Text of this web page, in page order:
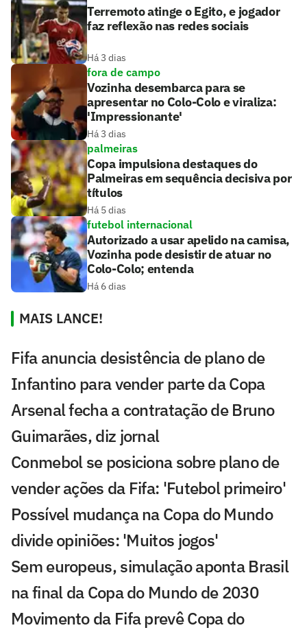
Terremoto atinge o Egito, e jogador
faz reflexão nas redes sociais
Há 3 dias
fora de campo
Vozinha desembarca para se
apresentar no Colo-Colo e viraliza:
'Impressionante'
Há 3 dias
palmeiras
Copa impulsiona destaques do
Palmeiras em sequência decisiva por
títulos
Há 5 dias
futebol internacional
Autorizado a usar apelido na camisa,
Vozinha pode desistir de atuar no
Colo-Colo; entenda
Há 6 dias
MAIS LANCE!
Fifa anuncia desistência de plano de
Infantino para vender parte da Copa
Arsenal fecha a contratação de Bruno
Guimarães, diz jornal
Conmebol se posiciona sobre plano de
vender ações da Fifa: 'Futebol primeiro'
Possível mudança na Copa do Mundo
divide opiniões: 'Muitos jogos'
Sem europeus, simulação aponta Brasil
na final da Copa do Mundo de 2030
Movimento da Fifa prevê Copa do